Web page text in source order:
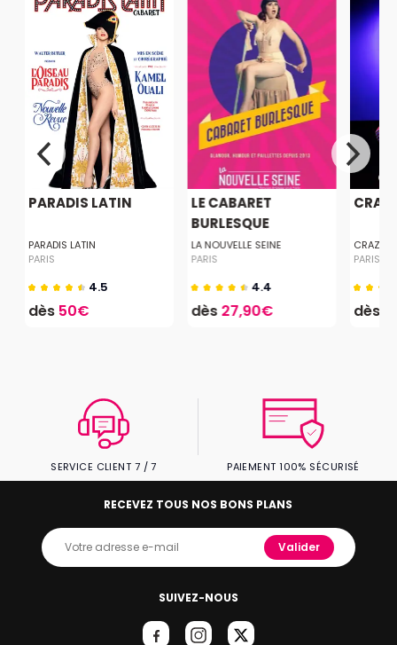
PARADIS LATIN
PARADIS LATIN
PARIS
4.5
dès 50€
LE CABARET
BURLESQUE
LA NOUVELLE SEINE
PARIS
4.4
dès27,90€
CRAZY
PARIS
dès
SERVICE CLIENT 7 / 7 PAIEMENT 100% SÉCURISÉ
SUIVEZ-NOUS
RECEVEZ TOUS NOS BONS PLANS
Valider